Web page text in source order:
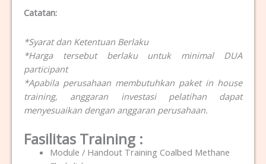
Catatan:
*Syarat dan Ketentuan Berlaku
*Harga tersebut berlaku untuk minimal DUA
participant
*Apabila perusahaan membutuhkan paket in house
training, anggaran investasi pelatihan dapat
menyesuaikan dengan anggaran perusahaan.
Fasilitas Training :
Module / Handout Training Coalbed Methane